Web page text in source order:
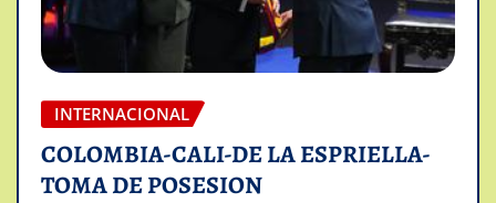
INTERNACIONAL
COLOMBIA-CALI-DE LA ESPRIELLA-
TOMA DE POSESION